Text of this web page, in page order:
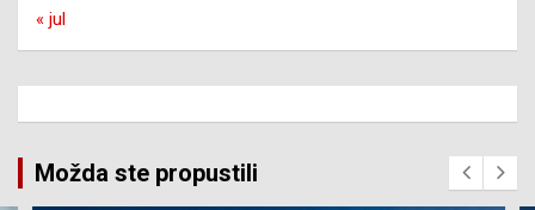
« jul
Možda ste propustili